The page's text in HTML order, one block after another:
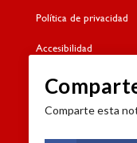
Política de privacidad
Accesibilidad
Política de cookies
Contacto
Comparte esta